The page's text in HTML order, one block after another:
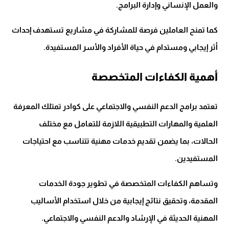
والعمل الإنساني وإدارة البرامج.
كما تمنح العاملين فرصة للمشاركة في مشاريع تستهدف إحداث
أثر إيجابي ومستدام في حياة الأفراد والأسر المستفيدة.
أهمية الكفاءات المتخصصة
تعتمد برامج الدعم النفسي والاجتماعي على كوادر تمتلك المعرفة
العلمية والمهارات التطبيقية اللازمة للتعامل مع مختلف
الحالات، بما يضمن تقديم خدمات مهنية تتناسب مع احتياجات
المستفيدين.
وتساهم الكفاءات المتخصصة في تطوير جودة الخدمات
المقدمة، وتحقيق نتائج إيجابية من خلال استخدام الأساليب
المهنية الحديثة في الإرشاد والدعم النفسي والاجتماعي.